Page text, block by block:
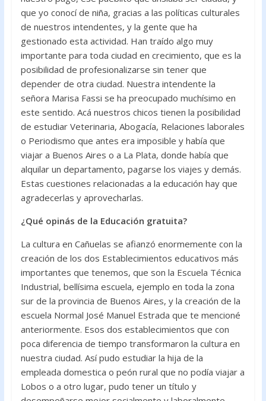
que yo conocí de niña, gracias a las políticas culturales
de nuestros intendentes, y la gente que ha
gestionado esta actividad. Han traído algo muy
importante para toda ciudad en crecimiento, que es la
posibilidad de profesionalizarse sin tener que
depender de otra ciudad. Nuestra intendente la
señora Marisa Fassi se ha preocupado muchísimo en
este sentido. Acá nuestros chicos tienen la posibilidad
de estudiar Veterinaria, Abogacía, Relaciones laborales
o Periodismo que antes era imposible y había que
viajar a Buenos Aires o a La Plata, donde había que
alquilar un departamento, pagarse los viajes y demás.
Estas cuestiones relacionadas a la educación hay que
agradecerlas y aprovecharlas.
¿Qué opinás de la Educación gratuita?
La cultura en Cañuelas se afianzó enormemente con la
creación de los dos Establecimientos educativos más
importantes que tenemos, que son la Escuela Técnica
Industrial, bellísima escuela, ejemplo en toda la zona
sur de la provincia de Buenos Aires, y la creación de la
escuela Normal José Manuel Estrada que te mencioné
anteriormente. Esos dos establecimientos que con
poca diferencia de tiempo transformaron la cultura en
nuestra ciudad. Así pudo estudiar la hija de la
empleada domestica o peón rural que no podía viajar a
Lobos o a otro lugar, pudo tener un título y